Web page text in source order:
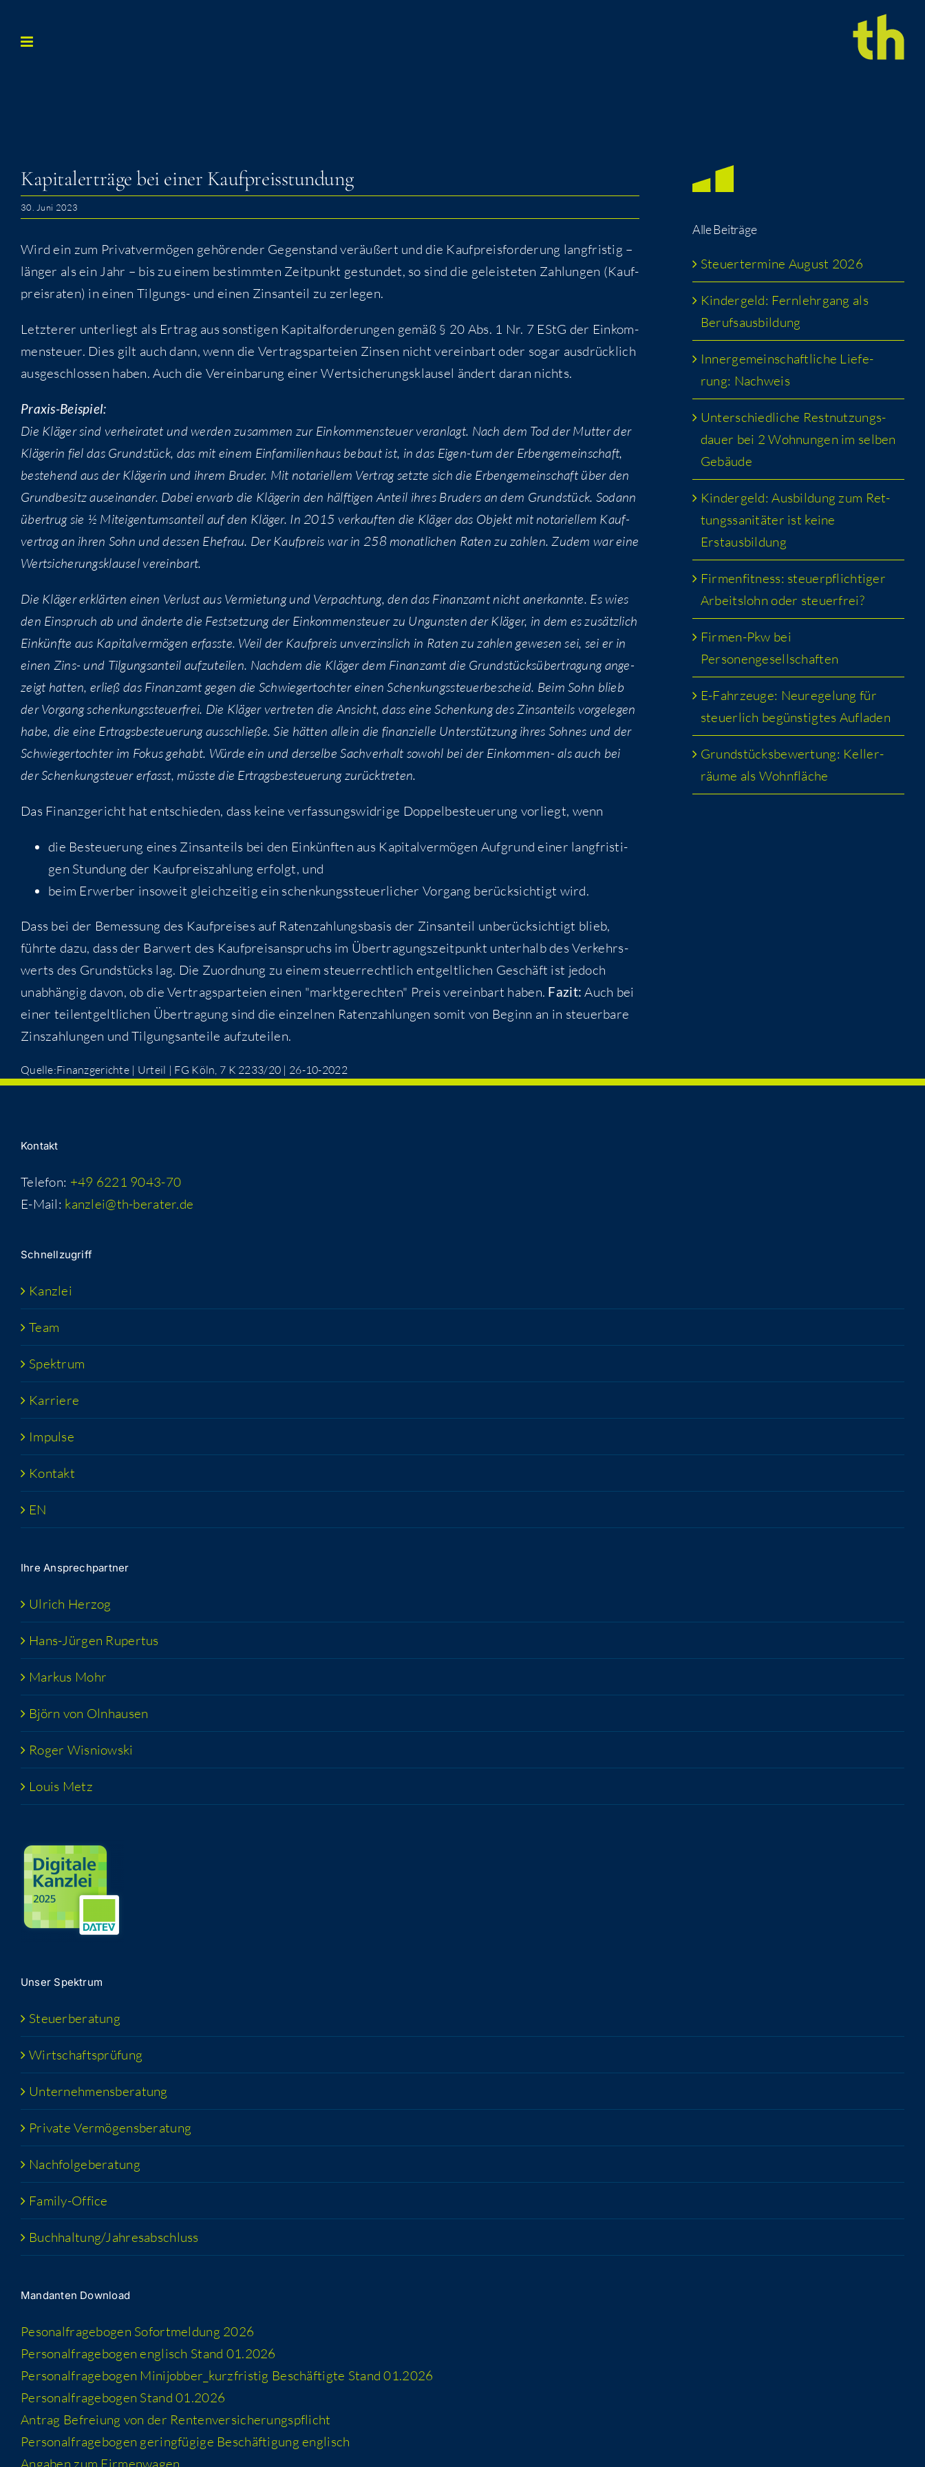
Inhalt
Kapi­tal­erträ­ge bei einer Kaufpreisstundung
30. Juni 2023
Wird ein zum Pri­vat­ver­mö­gen gehö­ren­der Gegen­stand ver­äu­ßert und die Kauf­preis­for­de­rung lang­fris­tig –
län­ger als ein Jahr – bis zu einem bestimm­ten Zeit­punkt gestun­det, so sind die geleis­te­ten Zah­lun­gen (Kauf­
preis­ra­ten) in einen Til­gungs- und einen Zins­an­teil zu zerlegen.
Letz­te­rer unter­liegt als Ertrag aus sons­ti­gen Kapi­tal­for­de­run­gen gemäß § 20 Abs. 1 Nr. 7 EStG der Ein­kom­
men­steu­er. Dies gilt auch dann, wenn die Ver­trags­par­tei­en Zin­sen nicht ver­ein­bart oder sogar aus­drück­lich
aus­ge­schlos­sen haben. Auch die Ver­ein­ba­rung einer Wert­si­che­rungs­klau­sel ändert dar­an nichts.
Pra­xis-Bei­spiel:
Die Klä­ger sind ver­hei­ra­tet und wer­den zusam­men zur Ein­kom­men­steu­er ver­an­lagt. Nach dem Tod der Mut­ter der
Klä­ge­rin fiel das Grund­stück, das mit einem Ein­fa­mi­li­en­haus bebaut ist, in das Eigen-tum der Erben­ge­mein­schaft,
bestehend aus der Klä­ge­rin und ihrem Bru­der. Mit nota­ri­el­lem Ver­trag setz­te sich die Erben­ge­mein­schaft über den
Grund­be­sitz aus­ein­an­der. Dabei erwarb die Klä­ge­rin den hälf­ti­gen Anteil ihres Bru­ders an dem Grund­stück. Sodann
über­trug sie ½ Mit­ei­gen­tums­an­teil auf den Klä­ger. In 2015 ver­kauf­ten die Klä­ger das Objekt mit nota­ri­el­lem Kauf­
ver­trag an ihren Sohn und des­sen Ehe­frau. Der Kauf­preis war in 258 monat­li­chen Raten zu zah­len. Zudem war eine
Wert­si­che­rungs­klau­sel vereinbart.
Die Klä­ger erklär­ten einen Ver­lust aus Ver­mie­tung und Ver­pach­tung, den das Finanz­amt nicht aner­kann­te. Es wies
den Ein­spruch ab und änder­te die Fest­set­zung der Ein­kom­men­steu­er zu Unguns­ten der Klä­ger, in dem es zusätz­lich
Ein­künf­te aus Kapi­tal­ver­mö­gen erfass­te. Weil der Kauf­preis unver­zins­lich in Raten zu zah­len gewe­sen sei, sei er in
einen Zins- und Til­gungs­an­teil auf­zu­tei­len. Nach­dem die Klä­ger dem Finanz­amt die Grund­stücks­über­tra­gung ange­
zeigt hat­ten, erließ das Finanz­amt gegen die Schwie­ger­toch­ter einen Schen­kungs­steu­er­be­scheid. Beim Sohn blieb
der Vor­gang schen­kungs­steu­er­frei. Die Klä­ger ver­tre­ten die Ansicht, dass eine Schen­kung des Zins­an­teils vor­ge­le­gen
habe, die eine Ertrags­be­steue­rung aus­schlie­ße. Sie hät­ten allein die finan­zi­el­le Unter­stüt­zung ihres Soh­nes und der
Schwie­ger­toch­ter im Fokus gehabt. Wür­de ein und der­sel­be Sach­ver­halt sowohl bei der Ein­kom­men- als auch bei
der Schen­kung­steu­er erfasst, müss­te die Ertrags­be­steue­rung zurücktreten.
Das Finanz­ge­richt hat ent­schie­den, dass kei­ne ver­fas­sungs­wid­ri­ge Dop­pel­be­steue­rung vor­liegt, wenn
die Besteue­rung eines Zins­an­teils bei den Ein­künf­ten aus Kapi­tal­ver­mö­gen Auf­grund einer lang­fris­ti­
gen Stun­dung der Kauf­preis­zah­lung erfolgt, und
beim Erwer­ber inso­weit gleich­zei­tig ein schen­kungs­steu­er­li­cher Vor­gang berück­sich­tigt wird.
Dass bei der Bemes­sung des Kauf­prei­ses auf Raten­zah­lungs­ba­sis der Zins­an­teil unbe­rück­sich­tigt blieb,
führ­te dazu, dass der Bar­wert des Kauf­preis­an­spruchs im Über­tra­gungs­zeit­punkt unter­halb des Ver­kehrs­
werts des Grund­stücks lag. Die Zuord­nung zu einem steu­er­recht­lich ent­gelt­li­chen Geschäft ist jedoch
unab­hän­gig davon, ob die Ver­trags­par­tei­en einen "markt­ge­rech­ten" Preis ver­ein­bart haben. Fazit: Auch bei
einer teil­ent­gelt­li­chen Über­tra­gung sind die ein­zel­nen Raten­zah­lun­gen somit von Beginn an in steu­er­ba­re
Zins­zah­lun­gen und Til­gungs­an­tei­le aufzuteilen.
Quelle:Finanzgerichte | Urteil | FG Köln, 7 K 2233/20 | 26-10-2022
Alle Bei­trä­ge
Steu­er­ter­mi­ne August 2026
Kin­der­geld: Fern­lehr­gang als
Berufsausbildung
Inner­ge­mein­schaft­li­che Lie­fe­
rung: Nachweis
Unter­schied­li­che Rest­nut­zungs­
dau­er bei 2 Woh­nun­gen im sel­ben
Gebäude
Kin­der­geld: Aus­bil­dung zum Ret­
tungs­sa­ni­tä­ter ist kei­ne
Erstausbildung
Fir­men­fit­ness: steu­er­pflich­ti­ger
Arbeits­lohn oder steuerfrei?
Fir­men-Pkw bei
Personengesellschaften
E-Fahr­zeu­ge: Neu­re­ge­lung für
steu­er­lich begüns­tig­tes Aufladen
Grund­stücks­be­wer­tung: Kel­ler­
räu­me als Wohnfläche
Kon­takt
Telefon: +49 6221 9043-70
E-Mail: kanzlei@th-berater.de
Schnell­zu­griff
Kanz­lei
Team
Spek­trum
Kar­rie­re
Impul­se
Kon­takt
EN
Ihre Ansprech­part­ner
Ulrich Her­zog
Hans-Jür­­gen Rupertus
Mar­kus Mohr
Björn von Olnhausen
Roger Wis­niow­ski
Lou­is Metz
Unser Spek­trum
Steu­er­be­ra­tung
Wirt­schafts­prü­fung
Unter­neh­mens­be­ra­tung
Pri­va­te Vermögensberatung
Nach­fol­ge­be­ra­tung
Fami­­ly-Office
Buchhaltung/​​Jahresabschluss
Man­dan­ten Download
Peso­nal­fra­ge­bo­gen Sofort­mel­dung 2026
Per­so­nal­fra­ge­bo­gen eng­lisch Stand 01.2026
Per­so­nal­fra­ge­bo­gen Minijobber_​kurzfristig Beschäf­tig­te Stand 01.2026
Per­so­nal­fra­ge­bo­gen Stand 01.2026
Antrag Befrei­ung von der Rentenversicherungspflicht
Per­so­nal­fra­ge­bo­gen gering­fü­gi­ge Beschäf­ti­gung englisch
Anga­ben zum Firmenwagen